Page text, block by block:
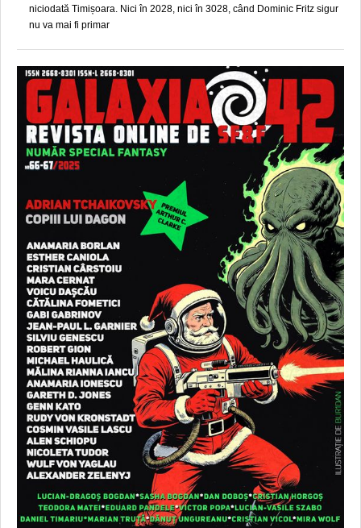
niciodată Timișoara. Nici în 2028, nici în 3028, când Dominic Fritz sigur
nu va mai fi primar